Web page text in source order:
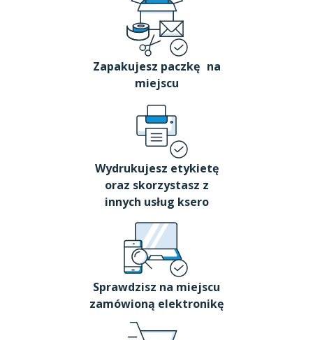
Zapakujesz paczkę na
miejscu
Wydrukujesz etykietę
oraz skorzystasz z
innych usług ksero
Sprawdzisz na miejscu
zamówioną elektronikę